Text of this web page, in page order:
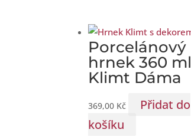
Porcelánový
hrnek 360 ml
Klimt Dáma
369,00 Kč
Přidat do
košíku